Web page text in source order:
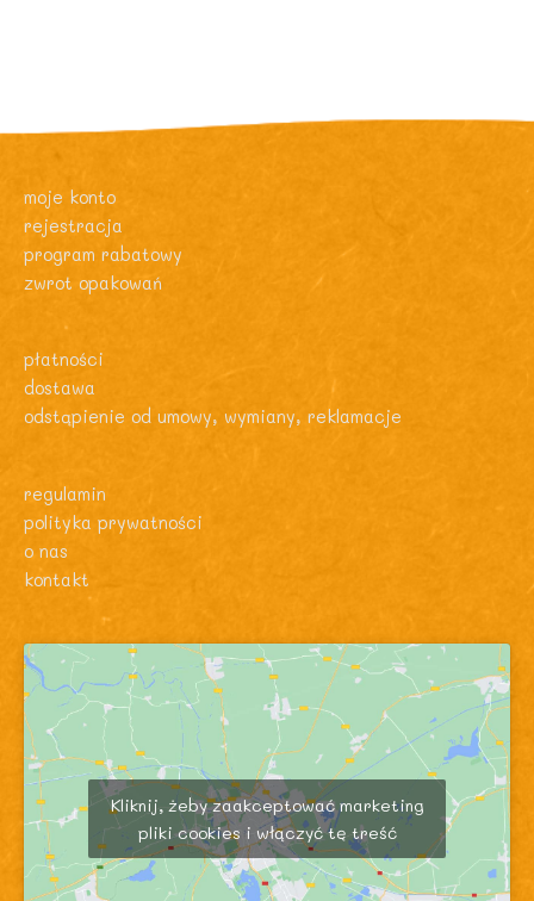
moje konto
rejestracja
program rabatowy
zwrot opakowań
płatności
dostawa
odstąpienie od umowy, wymiany, reklamacje
regulamin
polityka prywatności
o nas
kontakt
Kliknij, żeby zaakceptować marketing
pliki cookies i włączyć tę treść